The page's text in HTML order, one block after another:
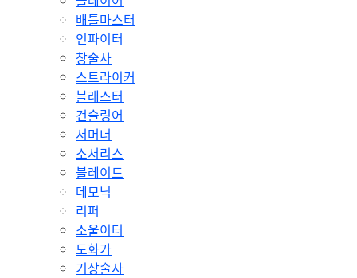
배틀마스터
인파이터
창술사
스트라이커
블래스터
건슬링어
서머너
소서리스
블레이드
데모닉
리퍼
소울이터
도화가
기상술사